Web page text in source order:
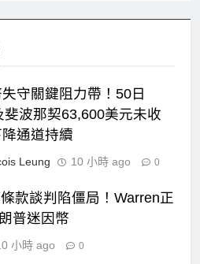
守關鍵阻力帶！50日
斐波那契63,600美元未收
通道持續
Leung 10 小時 ago 0
款談判陷僵局！Warren正
普迷因幣
小時 ago 0